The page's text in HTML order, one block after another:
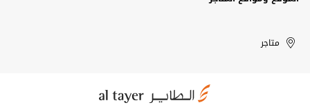
United
Arab
Kuwait
الإمارات
العربية
الكويت
متاجر